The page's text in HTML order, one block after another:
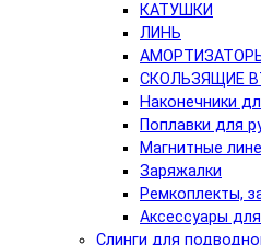
КАТУШКИ
ЛИНЬ
СКОЛЬЗЯЩИЕ
Наконечники
Поплавки для
Магнитные
Заряжалки
Ремкоплекты,
Аксессуары
Слинги для